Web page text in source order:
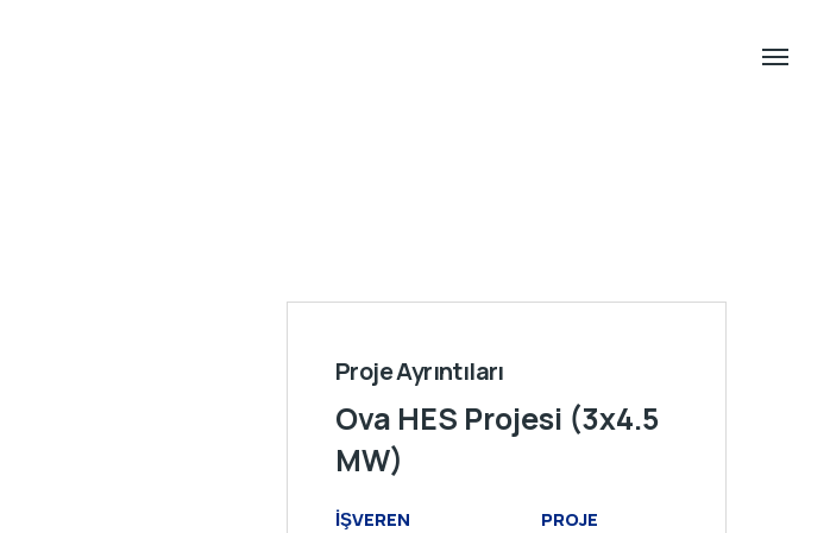
Proje Ayrıntıları
Ova HES Projesi (3x4.5
MW)
İŞVEREN PROJE